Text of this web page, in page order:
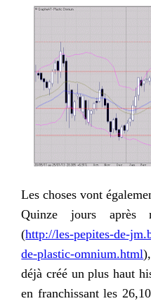
Les choses vont
Quinze jours après
(http://les-pepites-de-
de-plastic-omnium.html
déjà créé un plus haut
en franchissant les